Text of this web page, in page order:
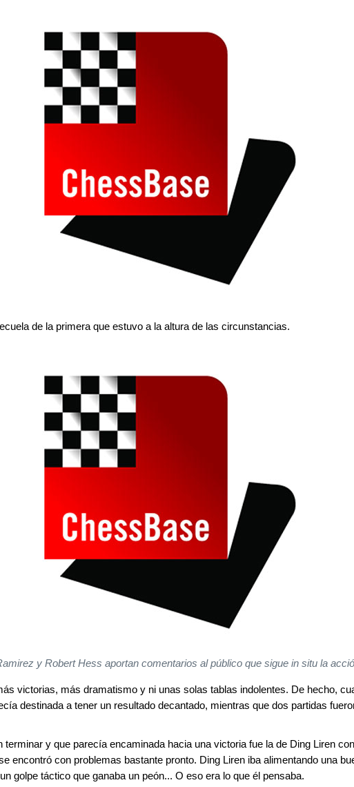
de la primera que estuvo a la altura de las circunstancias.
y Robert Hess aportan comentarios al público que sigue in situ la
victorias, más dramatismo y ni unas solas tablas indolentes. De hecho,
destinada a tener un resultado decantado, mientras que dos partidas
terminar y que parecía encaminada hacia una victoria fue la de Ding Liren
encontró con problemas bastante pronto. Ding Liren iba alimentando una
golpe táctico que ganaba un peón... O eso era lo que él pensaba.